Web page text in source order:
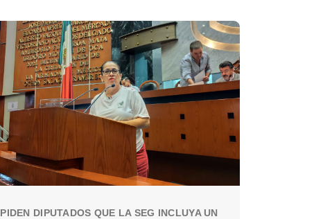
PIDEN DIPUTADOS QUE LA SEG INCLUYA UN